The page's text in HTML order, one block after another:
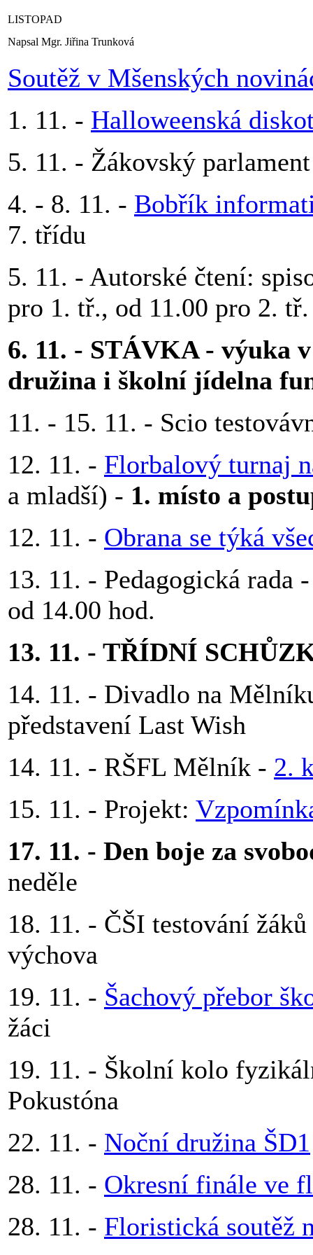
LISTOPAD
Napsal Mgr. Jiřina Trunková
Soutěž v Mšenských
1. 11. - Halloweenská
5. 11. - Žákovský
4. - 8. 11. - Bobřík
7. třídu
5. 11. - Autorské čtení:
pro 1. tř., od 11.00 pro 2. tř.
6. 11. - STÁVKA - výuka
družina i školní jídelna
11. - 15. 11. - Scio
12. 11. - Florbalový turnaj
a mladší) - 1. místo a
12. 11. - Obrana se týká
13. 11. - Pedagogická rada
od 14.00 hod.
13. 11. - TŘÍDNÍ
14. 11. - Divadlo na
představení Last Wish
14. 11. - RŠFL Mělník - 2.
15. 11. - Projekt:
17. 11. - Den boje za
neděle
18. 11. - ČŠI testování
výchova
19. 11. - Šachový přebor
žáci
19. 11. - Školní kolo
Pokustóna
22. 11. - Noční družina ŠD1
28. 11. - Okresní finále ve
28. 11. - Floristická soutěž